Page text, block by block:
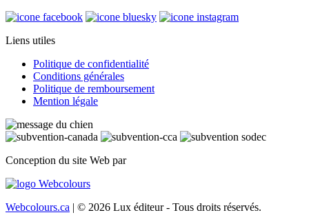
Liens utiles
Politique de confidentialité
Conditions générales
Politique de remboursement
Mention légale
Conception du site Web par
Webcolours.ca | © 2026 Lux éditeur - Tous droits réservés.